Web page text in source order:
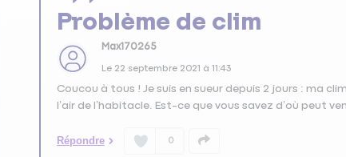
Problème de clim
Max170265
Le 22 septembre 2021 à 11:43
Coucou à tous ! Je suis en sueur depuis 2 jours : ma
l’air de l’habitacle. Est-ce que vous savez d’où peut
Répondre 0